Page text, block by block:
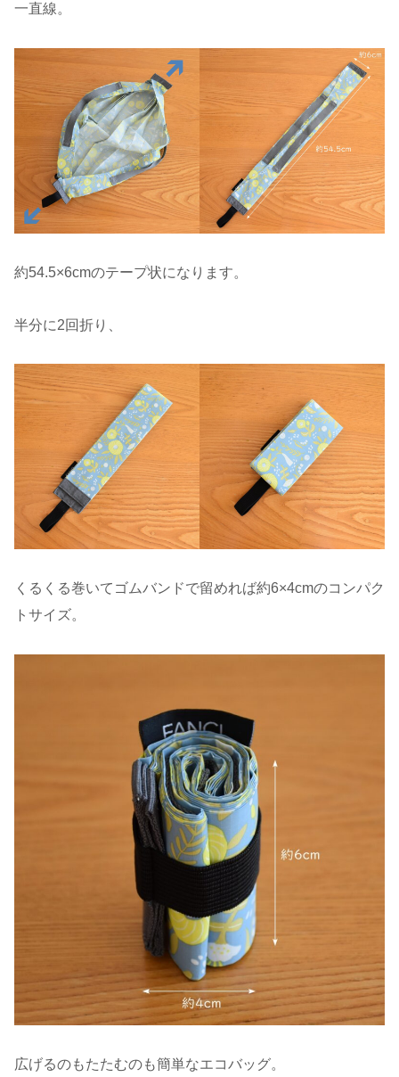
一直線。
約54.5×6cmのテープ状になります。
半分に2回折り、
くるくる巻いてゴムバンドで留めれば約6×4cmのコンパク
トサイズ。
広げるのもたたむのも簡単なエコバッグ。